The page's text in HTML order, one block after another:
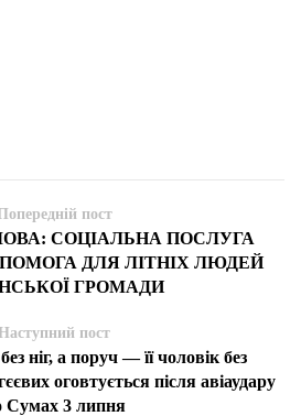
пост
СОЦІАЛЬНА ПОСЛУГА
ДЛЯ ЛІТНІХ ЛЮДЕЙ
ГРОМАДИ
пост
ніг, а поруч — її чоловік без
оговтується після авіаудару
Сумах 3 липня